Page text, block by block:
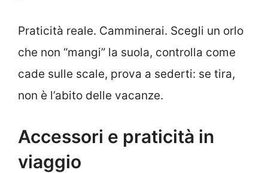
Praticità reale. Camminerai. Scegli un orlo
che non “mangi” la suola, controlla come
cade sulle scale, prova a sederti: se tira,
non è l’abito delle vacanze.
Accessori e praticità in
viaggio